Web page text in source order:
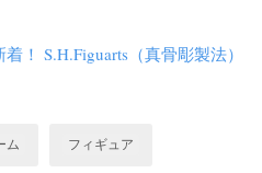
！ S.H.Figuarts（真骨彫製法）
ム フィギュア